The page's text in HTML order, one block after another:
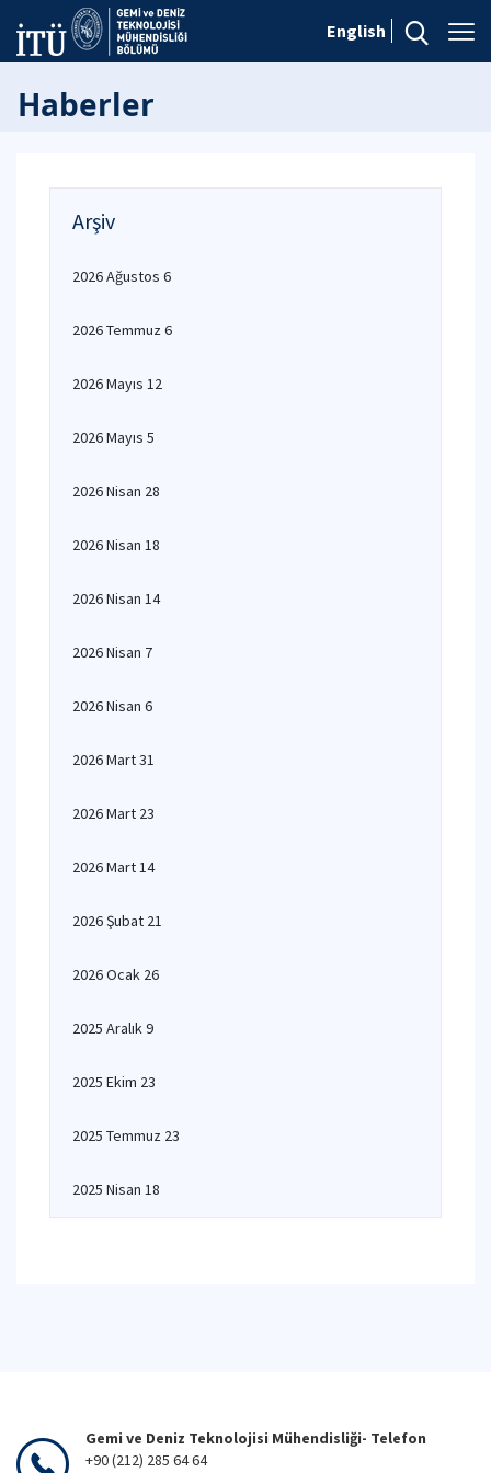
English
Haberler
Arşiv
2026 Ağustos 6
2026 Temmuz 6
2026 Mayıs 12
2026 Mayıs 5
2026 Nisan 28
2026 Nisan 18
2026 Nisan 14
2026 Nisan 7
2026 Nisan 6
2026 Mart 31
2026 Mart 23
2026 Mart 14
2026 Şubat 21
2026 Ocak 26
2025 Aralık 9
2025 Ekim 23
2025 Temmuz 23
2025 Nisan 18
Gemi ve Deniz Teknolojisi Mühendisliği- Telefon
+90 (212) 285 64 64